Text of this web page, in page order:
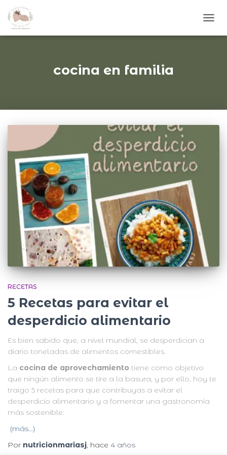
cocina en familia
RECETAS
5 Recetas para evitar el
desperdicio alimentario
Es bien sabido que, a nivel mundial, se desperdician a
diario toneladas de alimentos comestibles.
La cocina de aprovechamiento tiene como objetivo
que ningún alimento se tire a la basura, y por ello, hoy te
traigo 5 recetas para que contribuyas a evitar el
desperdicio alimentario y a fomentar una gastronomía
más sostenible:
(más…)
Por nutricionmariasj, hace 4 años